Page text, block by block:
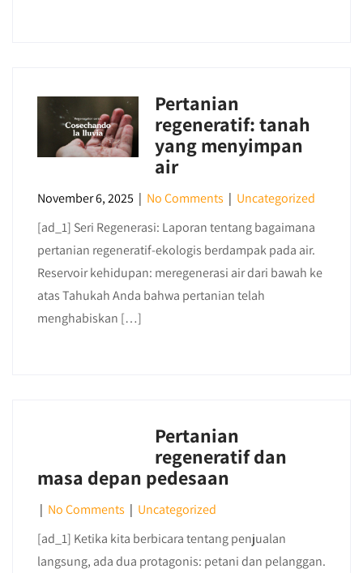
Pertanian
regeneratif: tanah
yang menyimpan
air
November 6, 2025 | No Comments | Uncategorized
[ad_1] Seri Regenerasi: Laporan tentang bagaimana
pertanian regeneratif-ekologis berdampak pada air.
Reservoir kehidupan: meregenerasi air dari bawah ke
atas Tahukah Anda bahwa pertanian telah
menghabiskan […]
Pertanian
regeneratif dan
masa depan pedesaan
| No Comments | Uncategorized
[ad_1] Ketika kita berbicara tentang penjualan
langsung, ada dua protagonis: petani dan pelanggan.